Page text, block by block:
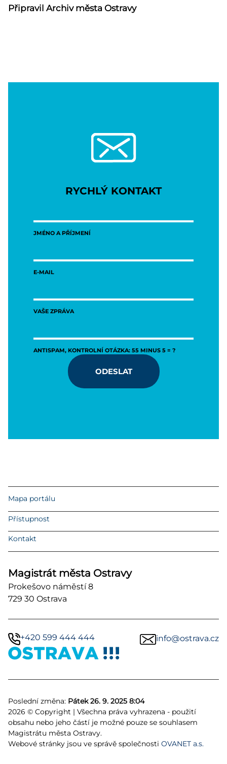
Připravil Archiv města Ostravy
RYCHLÝ KONTAKT
JMÉNO A PŘÍJMENÍ
E-MAIL
VAŠE ZPRÁVA
ANTISPAM, KONTROLNÍ OTÁZKA: 55 MINUS 5 = ?
ODESLAT
Mapa portálu
Přístupnost
Kontakt
Magistrát města Ostravy
Prokešovo náměstí 8
729 30 Ostrava
+420 599 444 444 info@ostrava.cz
Poslední změna: Pátek 26. 9. 2025 8:04
2026 © Copyright | Všechna práva vyhrazena - použití
obsahu nebo jeho částí je možné pouze se souhlasem
Magistrátu města Ostravy.
Webové stránky jsou ve správě společnosti OVANET a.s.